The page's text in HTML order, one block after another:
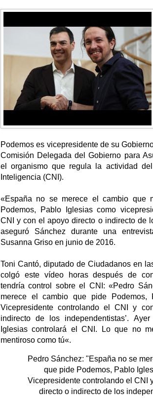
Podemos es vicepresidente de su
Comisión Delegada del Gobierno para
el organismo que regula la actividad
Inteligencia (CNI).
«España no se merece el cambio que
Podemos, Pablo Iglesias como
CNI y con el apoyo directo o indirecto de
aseguró Sánchez durante una
Susanna Griso en junio de 2016.
Toni Cantó, diputado de Ciudadanos en
colgó este vídeo horas después de
tendría control sobre el CNI: «Pedro
merece el cambio que pide Podemos,
Vicepresidente controlando el CNI y
indirecto de los independentistas’.
Iglesias controlará el CNI. Lo que no
mentiroso como tú«.
Pedro Sánchez: "España no se
que pide Podemos, Pablo
Vicepresidente controlando el CNI
directo o indirecto de los